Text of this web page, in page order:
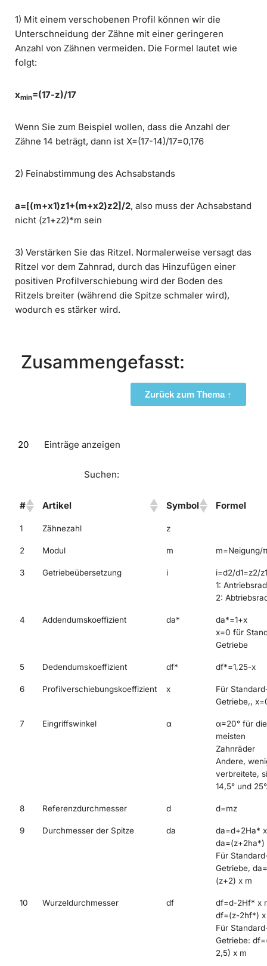
1) Mit einem verschobenen Profil können wir die
Unterschneidung der Zähne mit einer geringeren
Anzahl von Zähnen vermeiden. Die Formel lautet wie
folgt:
xmin=(17-z)/17
Wenn Sie zum Beispiel wollen, dass die Anzahl der
Zähne 14 beträgt, dann ist X=(17-14)/17=0,176
2) Feinabstimmung des Achsabstands
a=[(m+x1)z1+(m+x2)z2]/2, also muss der Achsabstand
nicht (z1+z2)*m sein
3) Verstärken Sie das Ritzel. Normalerweise versagt das
Ritzel vor dem Zahnrad, durch das Hinzufügen einer
positiven Profilverschiebung wird der Boden des
Ritzels breiter (während die Spitze schmaler wird),
wodurch es stärker wird.
Zusammengefasst:
Zurück zum Thema ↑
Einträge anzeigen
Suchen:
# Artikel Symbol Formel
1 Zähnezahl z
2 Modul m m=Neigung/π
3 Getriebeübersetzung i
i=d2/d1=z2/z1
1:
2:
4 Addendumskoeffizient da*
da*=1+x
x=0 für
Getriebe
5 Dedendumskoeffizient df* df*=1,25-x
6 Profilverschiebungskoeffizient x
Für
Getriebe,,
7 Eingriffswinkel α
α=20° für die
meisten
Zahnräder
Andere,
verbreitete,
14,5° und
8 Referenzdurchmesser d d=mz
9 Durchmesser der Spitze da
da=d+2Ha*
da=(z+2ha*)
Für
Getriebe, da=
(z+2) x m
10 Wurzeldurchmesser df
df=d-2Hf* x
df=(z-2hf*) x
Für
Getriebe:
2,5) x m